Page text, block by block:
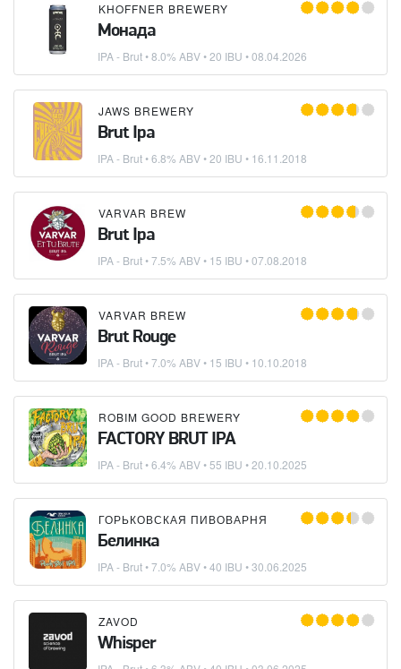
KHOFFNER BREWERY
Монада
IPA - Brut• 8.0% ABV • 20 IBU •08.04.2026
JAWS BREWERY
Brut Ipa
IPA - Brut• 6.8% ABV • 20 IBU • 16.11.2018
VARVAR BREW
Brut Ipa
IPA - Brut• 7.5% ABV • 15 IBU •07.08.2018
VARVAR BREW
Brut Rouge
IPA - Brut• 7.0% ABV • 15 IBU • 10.10.2018
ROBIM GOOD BREWERY
FACTORY BRUT IPA
IPA - Brut• 6.4% ABV • 55 IBU •20.10.2025
ГОРЬКОВСКАЯ ПИВОВАРНЯ
Белинка
IPA - Brut• 7.0% ABV • 40 IBU •30.06.2025
ZAVOD
Whisper